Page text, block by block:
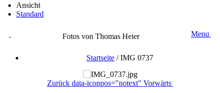
Ansicht
Standard
Fotos von Thomas Heier Menu
Startseite /IMG 0737
Zurück data-iconpos="notext" Vorwärts